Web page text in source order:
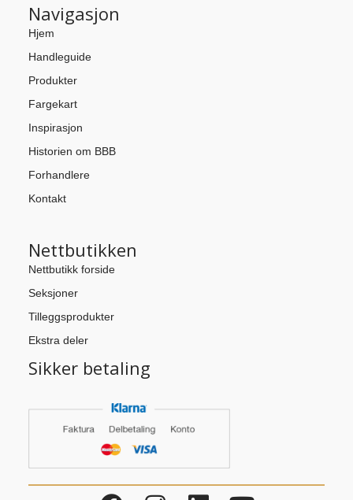
Navigasjon
Hjem
Handleguide
Produkter
Fargekart
Inspirasjon
Historien om BBB
Forhandlere
Kontakt
Nettbutikken
Nettbutikk forside
Seksjoner
Tilleggsprodukter
Ekstra deler
Sikker betaling